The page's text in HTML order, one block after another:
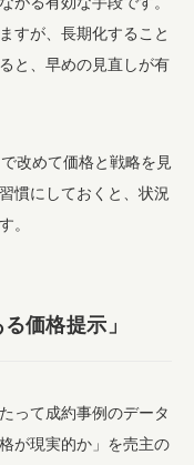
すが、長期化すること
と、早めの見直しが有
改めて価格と戦略を見
慣にしておくと、状況
。
価格提示」
って成約事例のデータ
が現実的か」を売主の